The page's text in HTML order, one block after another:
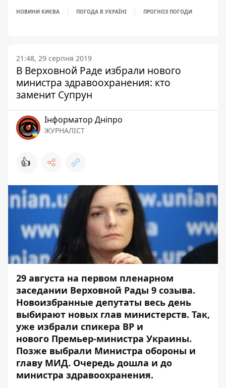
НОВИНИ КИЄВА ПОГОДА В УКРАЇНІ ПРОГНОЗ ПОГОДИ
21:48, 29 серпня 2019
В Верховной Раде избрали нового
министра здравоохранения: кто
заменит Супрун
Інформатор Дніпро
ЖУРНАЛІСТ
👍
29 августа на первом пленарном
заседании Верховной Рады 9 созыва.
Новоизбранные депутаты весь день
выбирают новых глав министерств. Так,
уже избрали спикера ВР и
нового Премьер-министра Украины.
Позже выбрали Министра обороны и
главу МИД. Очередь дошла и до
министра здравоохранения.